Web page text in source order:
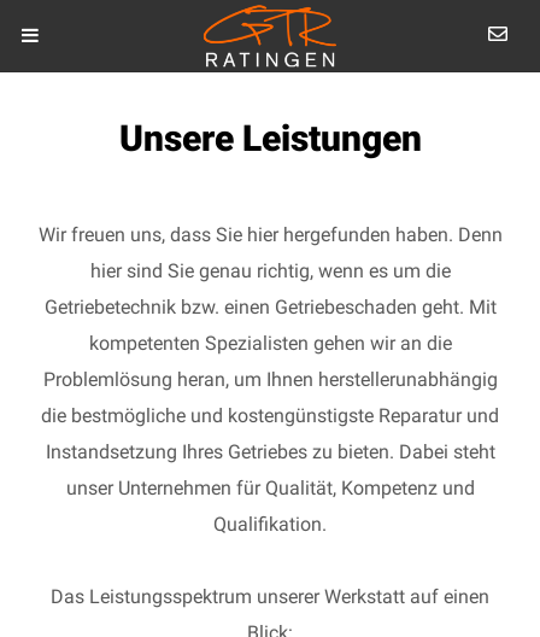
Unsere Leistungen
Wir freuen uns, dass Sie hier hergefunden haben. Denn
hier sind Sie genau richtig, wenn es um die
Getriebetechnik bzw. einen Getriebeschaden geht. Mit
kompetenten Spezialisten gehen wir an die
Problemlösung heran, um Ihnen herstellerunabhängig
die bestmögliche und kostengünstigste Reparatur und
Instandsetzung Ihres Getriebes zu bieten. Dabei steht
unser Unternehmen für Qualität, Kompetenz und
Qualifikation.
Das Leistungsspektrum unserer Werkstatt auf einen